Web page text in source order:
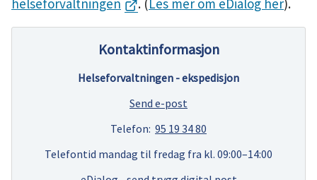
helseforvaltningen
. (Les mer om eDialog her).
Kontaktinformasjon
Helseforvaltningen - ekspedisjon
Send e-post
Telefon: 95 19 34 80
Telefontid mandag til fredag fra kl. 09:00–14:00